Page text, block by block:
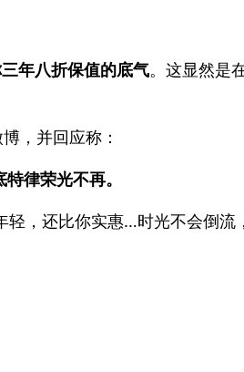
年八折保值的底气。这显然是
，并回应称：
律荣光不再。
，还比你实惠…时光不会倒流